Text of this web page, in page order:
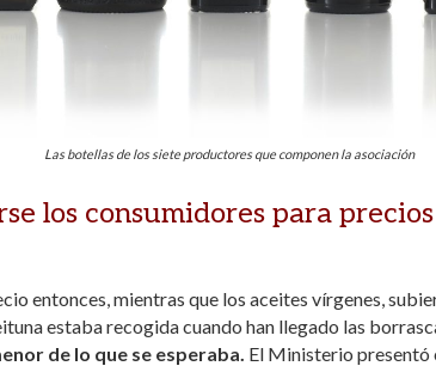
Las botellas de los siete productores que componen la asociación
los consumidores para
entonces, mientras que los aceites vírgenes,
estaba recogida cuando han llegado las
de lo que se esperaba. El Ministerio presentó